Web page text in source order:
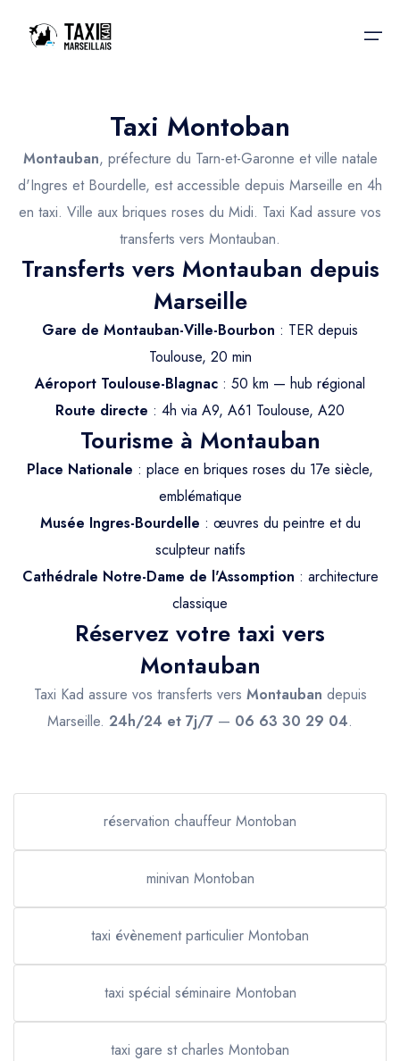
Nos services
Nos services
Taxis Aéroport
Trajet Gare SNCF
Trajet Port croisière
Trajet Séminaire
Trajet Longue Distance
Taxis aéroport
Réservation
Actualités & évènements
Contactez-nous
Taxi Montoban
Montauban, préfecture du Tarn-et-Garonne et ville natale
d'Ingres et Bourdelle, est accessible depuis Marseille en 4h
en taxi. Ville aux briques roses du Midi. Taxi Kad assure vos
transferts vers Montauban.
Transferts vers Montauban depuis
Marseille
Gare de Montauban-Ville-Bourbon : TER depuis
Toulouse, 20 min
Aéroport Toulouse-Blagnac : 50 km — hub régional
Route directe : 4h via A9, A61 Toulouse, A20
Tourisme à Montauban
Place Nationale : place en briques roses du 17e siècle,
emblématique
Musée Ingres-Bourdelle : œuvres du peintre et du
sculpteur natifs
Cathédrale Notre-Dame de l'Assomption : architecture
classique
Réservez votre taxi vers
Montauban
Taxi Kad assure vos transferts vers Montauban depuis
Marseille. 24h/24 et 7j/7 — 06 63 30 29 04.
réservation chauffeur Montoban
minivan Montoban
taxi évènement particulier Montoban
taxi spécial séminaire Montoban
taxi gare st charles Montoban